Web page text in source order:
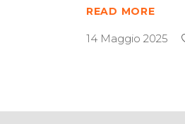
READ MORE
14 Maggio 2025